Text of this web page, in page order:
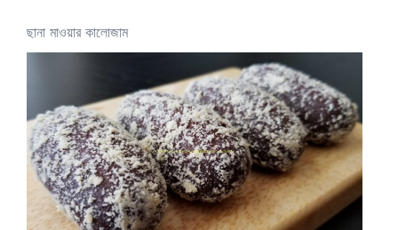
ছানা মাওয়ার কালোজাম